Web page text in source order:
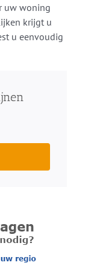
uw woning
krijgt u
u eenvoudig